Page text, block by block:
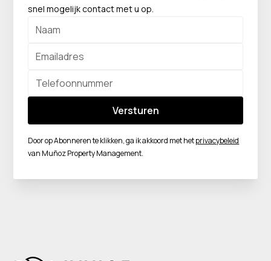
snel mogelijk contact met u op.
Door op Abonneren te klikken, ga ik akkoord met hetprivacybeleid
van Muñoz Property Management.